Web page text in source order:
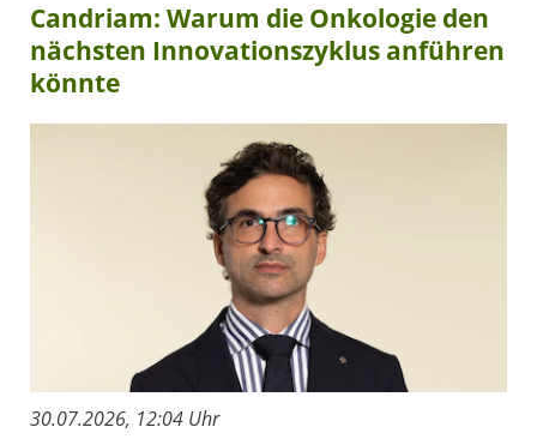
Candriam: Warum die Onkologie den
nächsten Innovationszyklus anführen
könnte
30.07.2026, 12:04 Uhr